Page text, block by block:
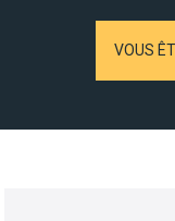
VOUS